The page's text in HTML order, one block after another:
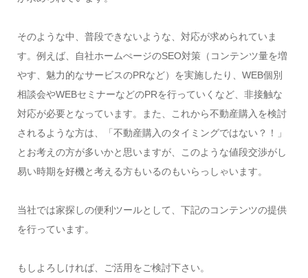
そのような中、普段できないような、対応が求められていま
す。例えば、自社ホームぺージのSEO対策（コンテンツ量を増
やす、魅力的なサービスのPRなど）を実施したり、WEB個別
相談会やWEBセミナーなどのPRを行っていくなど、非接触な
対応が必要となっています。また、これから不動産購入を検討
されるような方は、「不動産購入のタイミングではない？！」
とお考えの方が多いかと思いますが、このような値段交渉がし
易い時期を好機と考える方もいるのもいらっしゃいます。
当社では家探しの便利ツールとして、下記のコンテンツの提供
を行っています。
もしよろしければ、ご活用をご検討下さい。